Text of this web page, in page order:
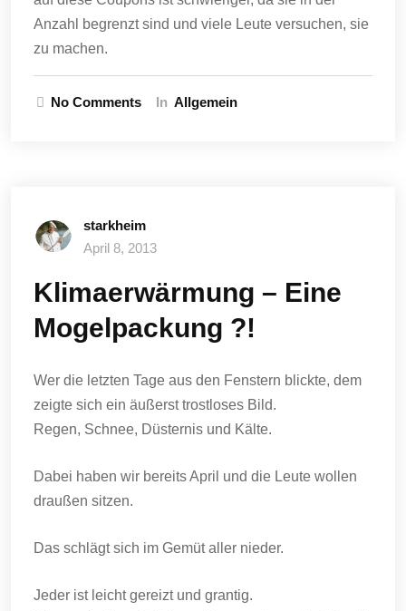
Anzahl begrenzt sind und viele Leute versuchen, sie
zu machen.
No Comments In Allgemein
starkheim
April 8, 2013
Klimaerwärmung – Eine
Mogelpackung ?!
Wer die letzten Tage aus den Fenstern blickte, dem
zeigte sich ein äußerst trostloses Bild.
Regen, Schnee, Düsternis und Kälte.
Dabei haben wir bereits April und die Leute wollen
draußen sitzen.
Das schlägt sich im Gemüt aller nieder.
Jeder ist leicht gereizt und grantig.